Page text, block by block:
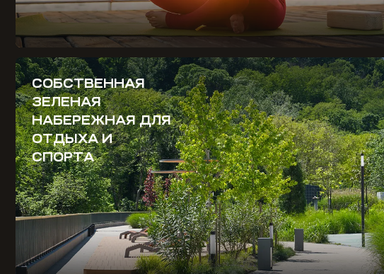
СОБСТВЕННАЯ
ЗЕЛЕНАЯ
НАБЕРЕЖНАЯ ДЛЯ
ОТДЫХА И
СПОРТА